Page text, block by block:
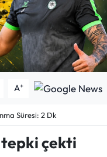
A+
Süresi: 2 Dk
çekti